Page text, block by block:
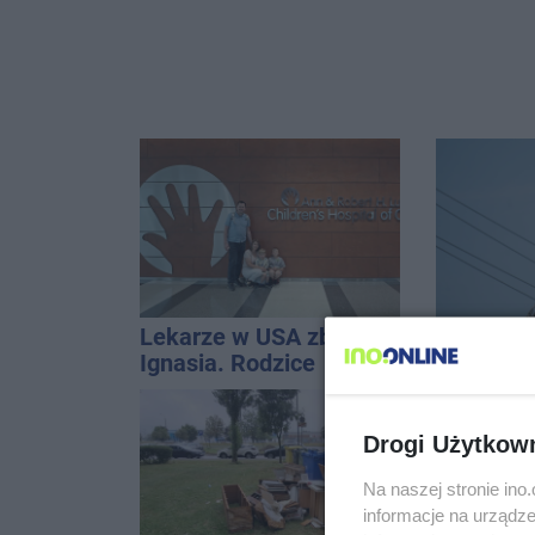
Lekarze w USA zbadali
Ignasia. Rodzice
przekazali wieści
komin.
Drogi
Na naszej stronie
informacje na